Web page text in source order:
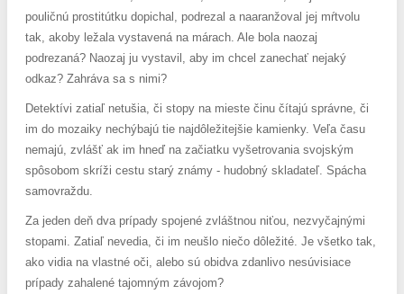
pouličnú prostitútku dopichal, podrezal a naaranžoval jej mŕtvolu
tak, akoby ležala vystavená na márach. Ale bola naozaj
podrezaná? Naozaj ju vystavil, aby im chcel zanechať nejaký
odkaz? Zahráva sa s nimi?
Detektívi zatiaľ netušia, či stopy na mieste činu čítajú správne, či
im do mozaiky nechýbajú tie najdôležitejšie kamienky. Veľa času
nemajú, zvlášť ak im hneď na začiatku vyšetrovania svojským
spôsobom skríži cestu starý známy - hudobný skladateľ. Spácha
samovraždu.
Za jeden deň dva prípady spojené zvláštnou niťou, nezvyčajnými
stopami. Zatiaľ nevedia, či im neušlo niečo dôležité. Je všetko tak,
ako vidia na vlastné oči, alebo sú obidva zdanlivo nesúvisiace
prípady zahalené tajomným závojom?